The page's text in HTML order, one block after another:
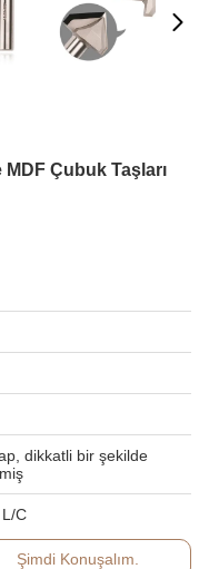
Çubuk Taşları
dikkatli bir şekilde
C
Şimdi Konuşalım.